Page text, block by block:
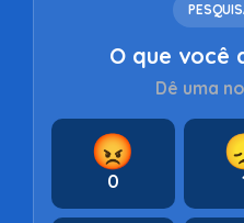
O que você
Dê uma
😡
0